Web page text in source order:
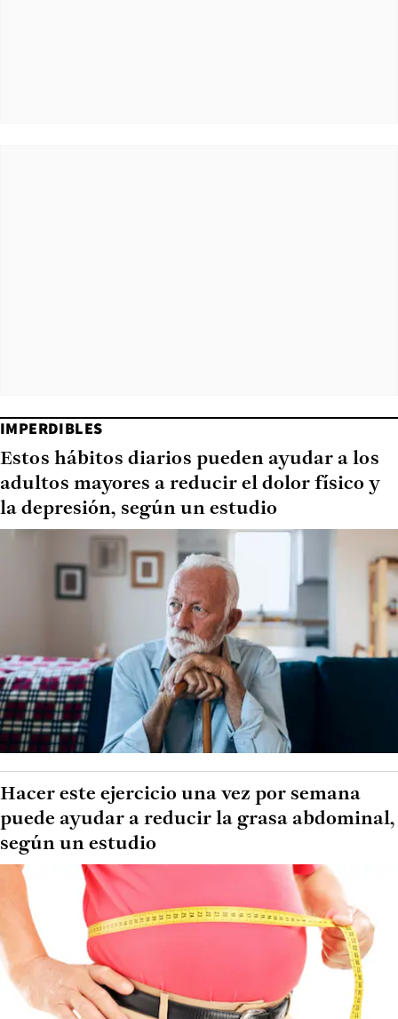
IMPERDIBLES
Estos hábitos diarios pueden ayudar a los
adultos mayores a reducir el dolor físico y
la depresión, según un estudio
Hacer este ejercicio una vez por semana
puede ayudar a reducir la grasa abdominal,
según un estudio